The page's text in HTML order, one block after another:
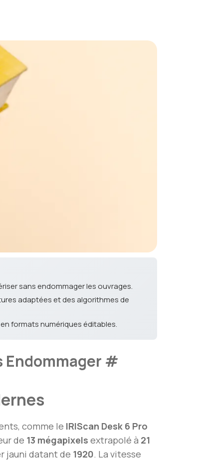
sans endommager les ouvrages.
adaptées et des algorithmes de
formats numériques éditables.
Endommager #
comme le IRIScan Desk 6 Pro
de 13 mégapixels extrapolé à 21
jauni datant de 1920. La vitesse